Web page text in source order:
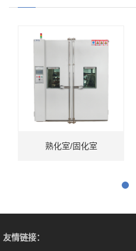
熟化室/固化室
友情链接：